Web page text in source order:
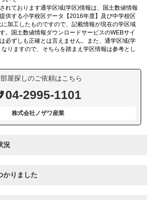
れております通学区域(学区)情報は、国土数値情報
供する小学校区データ【2016年度】及び中学校区
加工したものですので、記載情報が現在の学区域
。国土数値情報ダウンロードサービスのWEBサイ
必ずしも正確とは言えません。また、通学区域(学
りますので、そちらを踏まえ学区情報は参考とし
屋探しのご依頼はこちら
04-2995-1101
株式会社ノザワ産業
況
かりました